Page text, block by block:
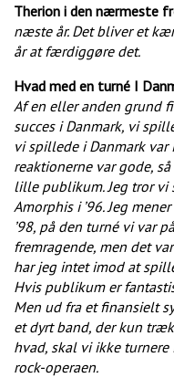
Therion i den nærmeste
næste år. Det bliver et
år at færdiggøre det.
Hvad med en turné I
Af en eller anden grund
succes i Danmark, vi
vi spillede i Danmark var
reaktionerne var gode,
lille publikum. Jeg tror vi
Amorphis i ’96. Jeg
’98, på den turné vi var
fremragende, men det
har jeg intet imod at
Hvis publikum er
Men ud fra et finansielt
et dyrt band, der kun
hvad, skal vi ikke
rock-operaen.